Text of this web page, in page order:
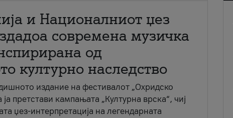
и Националниот џез
современа музичка
од
културно наследство
издание на фестивалот „Охридско
претстави кампањата „Културна врска“, чиј
џез-интерпретација на легендарната